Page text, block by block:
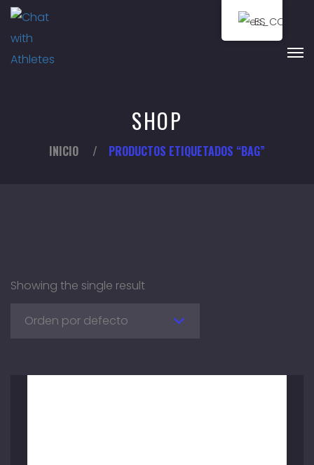
SHOP
INICIO / PRODUCTOS ETIQUETADOS “BAG”
Showing the single result
Orden por defecto
ES